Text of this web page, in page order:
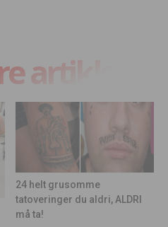
artikler
24 helt grusomme
tatoveringer du aldri, ALDRI
må ta!